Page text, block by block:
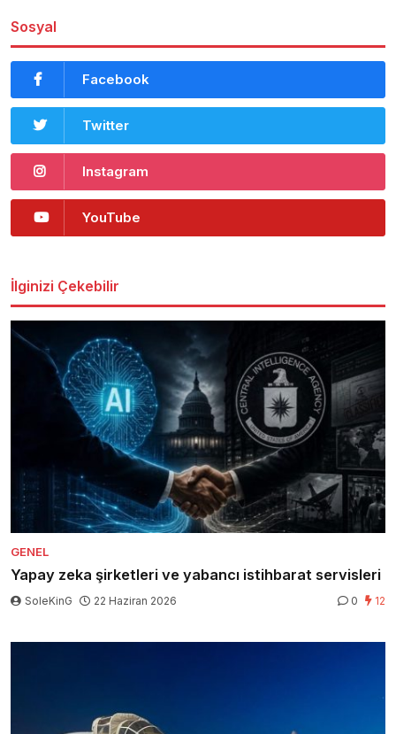
Sosyal
Facebook
Twitter
Instagram
YouTube
İlginizi Çekebilir
GENEL
Yapay zeka şirketleri ve yabancı istihbarat servisleri
SoleKinG 22 Haziran 2026 0 12